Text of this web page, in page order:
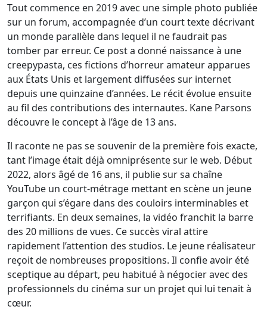
Tout commence en 2019 avec une simple photo publiée
sur un forum, accompagnée d’un court texte décrivant
un monde parallèle dans lequel il ne faudrait pas
tomber par erreur. Ce post a donné naissance à une
creepypasta, ces fictions d’horreur amateur apparues
aux États Unis et largement diffusées sur internet
depuis une quinzaine d’années. Le récit évolue ensuite
au fil des contributions des internautes. Kane Parsons
découvre le concept à l’âge de 13 ans.
Il raconte ne pas se souvenir de la première fois exacte,
tant l’image était déjà omniprésente sur le web. Début
2022, alors âgé de 16 ans, il publie sur sa chaîne
YouTube un court-métrage mettant en scène un jeune
garçon qui s’égare dans des couloirs interminables et
terrifiants. En deux semaines, la vidéo franchit la barre
des 20 millions de vues. Ce succès viral attire
rapidement l’attention des studios. Le jeune réalisateur
reçoit de nombreuses propositions. Il confie avoir été
sceptique au départ, peu habitué à négocier avec des
professionnels du cinéma sur un projet qui lui tenait à
cœur.